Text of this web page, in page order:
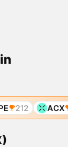
212 ACX